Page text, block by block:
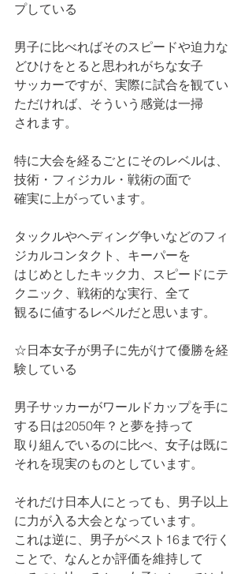
プしている
男子に比べればそのスピードや迫力な
どひけをとると思われがちな女子
サッカーですが、実際に試合を観てい
ただければ、そういう感覚は一掃
されます。
特に大会を経るごとにそのレベルは、
技術・フィジカル・戦術の面で
確実に上がっています。
タックルやヘディング争いなどのフィ
ジカルコンタクト、キーパーを
はじめとしたキック力、スピードにテ
クニック、戦術的な実行、全て
観るに値するレベルだと思います。
☆日本女子が男子に先がけて優勝を経
験している
男子サッカーがワールドカップを手に
する日は2050年？と夢を持って
取り組んでいるのに比べ、女子は既に
それを現実のものとしています。
それだけ日本人にとっても、男子以上
に力が入る大会となっています。
これは逆に、男子がベスト16まで行く
ことで、なんとか評価を維持して